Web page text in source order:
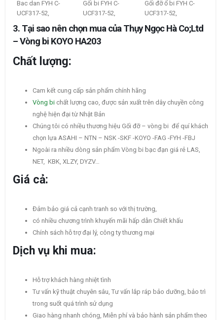
Bac dan FYH C-
UCF317-52,
Gối bi FYH C-
UCF317-52,
Gối đỡ ổ bi FYH C-
UCF317-52,
3. Tại sao nên chọn mua của Thụy Ngọc Hà Co;Ltd
– Vòng bi KOYO HA203
Chất lượng:
Cam kết cung cấp sản phẩm chính hãng
Vòng bi chất lượng cao, được sản xuất trên dây chuyền công
nghệ hiện đại từ Nhật Bản
Chúng tôi có nhiều thương hiệu Gối đỡ – vòng bi để quí khách
chọn lựa ASAHI – NTN – NSK -SKF -KOYO -FAG -FYH -FBJ
Ngoài ra nhiều dòng sản phẩm Vòng bi bạc đạn giá rẻ LAS,
NET, KBK, XLZY, DYZV…
Giá cả:
Đảm bảo giá cả cạnh tranh so với thị trường,
có nhiều chương trình khuyến mãi hấp dẫn Chiết khấu
Chính sách hỗ trợ đại lý, công ty thương mại
Dịch vụ khi mua:
Hỗ trợ khách hàng nhiệt tình
Tư vấn kỹ thuật chuyên sâu, Tư vấn lắp ráp bảo dưỡng, bảo trì
trong suốt quá trình sử dụng
Giao hàng nhanh chóng, Miễn phí và bảo hành sản phẩm theo